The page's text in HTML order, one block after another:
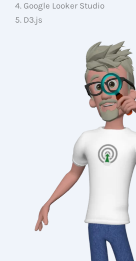
4. Google Looker Studio
5. D3.js